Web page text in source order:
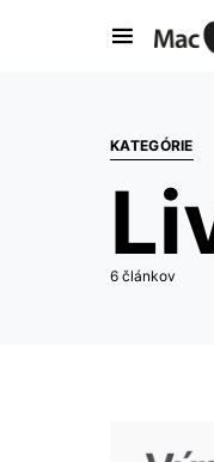
KATEGÓRIE
6 článkov